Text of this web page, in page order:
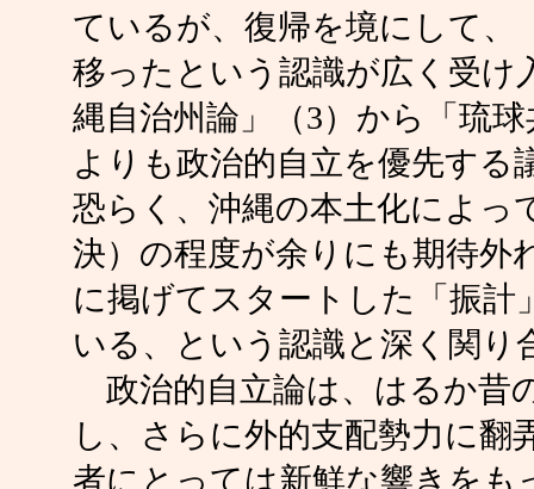
ているが、復帰を境にして、
移ったという認識が広く受
縄自治州論」（3）から「琉
よりも政治的自立を優先す
恐らく、沖縄の本土化によっ
決）の程度が余りにも期待外
に掲げてスタートした「振計
いる、という認識と深く関
政治的自立論は、はるか昔
し、さらに外的支配勢力に
者にとっては新鮮な響きを